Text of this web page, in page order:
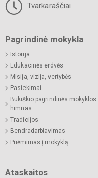
Tvarkaraščiai
Pagrindinė mokykla
Istorija
Edukacinės erdvės
Misija, vizija, vertybės
Pasiekimai
Bukiškio pagrindinės mokyklos
himnas
Tradicijos
Bendradarbiavimas
Priėmimas į mokyklą
Ataskaitos